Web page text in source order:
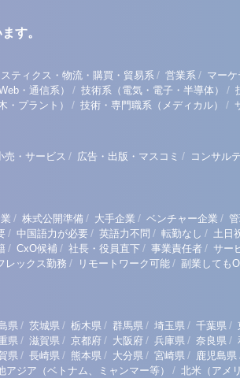
す。
ティクス・物流・購買・貿易系 / 営業系 / マー
・通信系） / 技術系（電気・電子・半導体） /
・プラント） / 技術・専門職系（メディカル） /
売・サービス / 広告・出版・マスコミ / コンサル
/ 株式公開準備 / 大手企業 / ベンチャー企業 /
/ 中国語力が必要 / 英語力不問 / 転勤なし / 土日
/ CxO候補 / 社長・役員直下 / 事業責任者 / サー
レックス勤務 / リモートワーク可能 / 副業しても
県 / 茨城県 / 栃木県 / 群馬県 / 埼玉県 / 千葉県 /
県/ 滋賀県 / 京都府 / 大阪府 / 兵庫県 / 奈良県 /
県 / 長崎県 / 熊本県 / 大分県 / 宮崎県 / 鹿児島県
アジア（ベトナム、ミャンマー等） / 北米（アメ